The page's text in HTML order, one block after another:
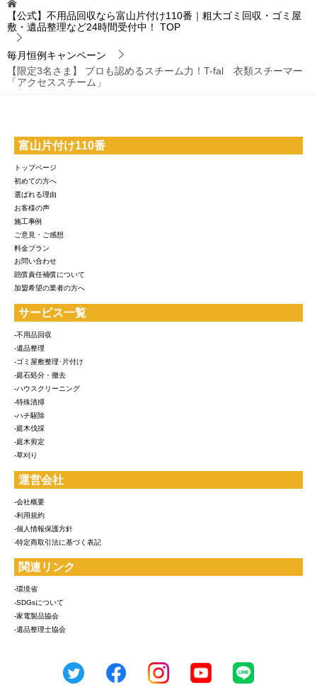
【公式】不用品回収なら富山片付け110番｜粗大ゴミ回収・ゴミ屋
敷・遺品整理など24時間受付中！
TOP
毎月恒例キャンペーン
【限定3名さま】 プロも認めるスチーム力！T-fal 衣類スチーマー
「アクセススチーム」
富山片付け110番
トップページ
初めての方へ
選ばれる理由
お客様の声
施工事例
ご意見・ご感想
料金プラン
お問い合わせ
賠償責任補償について
加盟希望の業者の方へ
サービス一覧
-不用品回収
-遺品整理
-ゴミ屋敷整理･片付け
-庭石処分・撤去
-ハウスクリーニング
-特殊清掃
-ハチ駆除
-庭木伐採
-庭木剪定
-草刈り
運営会社
-会社概要
-利用規約
-個人情報保護方針
-特定商取引法に基づく表記
関連リンク
-環境省
-SDGsについて
-家電製品協会
-遺品整理士協会